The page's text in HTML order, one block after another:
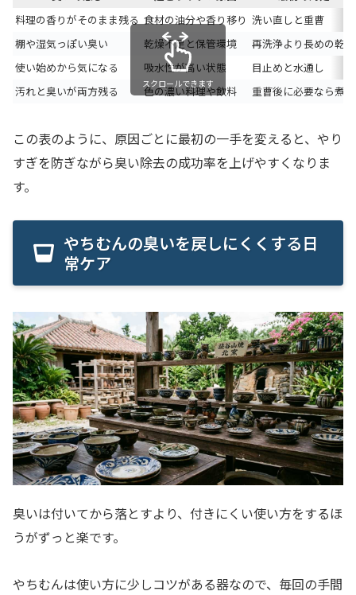
料理の香りがそのまま残る 食材の油分や香り移り 洗い直しと重曹
棚や湿気っぽい臭い
乾燥不足と保管環境
再洗浄より長めの乾燥
使い始めから気になる
吸水性が高い状態
目止めと水通し
汚れと臭いが両方残る
色の濃い料理や飲料 重曹後に必要なら煮沸
スクロールできます
この表のように、原因ごとに最初の一手を変えると、やり
すぎを防ぎながら臭い除去の成功率を上げやすくなりま
す。
やちむんの臭いを戻しにくくする日
常ケア
臭いは付いてから落とすより、付きにくい使い方をするほ
うがずっと楽です。
やちむんは使い方に少しコツがある器なので、毎回の手間